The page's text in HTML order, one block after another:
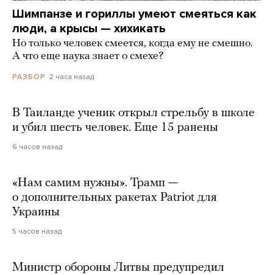
Шимпанзе и гориллы умеют смеяться как
люди, а крысы — хихикать
Но только человек смеется, когда ему не смешно.
А что еще наука знает о смехе?
РАЗБОР 2 часа назад
В Таиланде ученик открыл стрельбу в школе
и убил шесть человек. Еще 15 ранены
6 часов назад
«Нам самим нужны». Трамп —
о дополнительных ракетах Patriot для
Украины
5 часов назад
Министр обороны Литвы предупредил